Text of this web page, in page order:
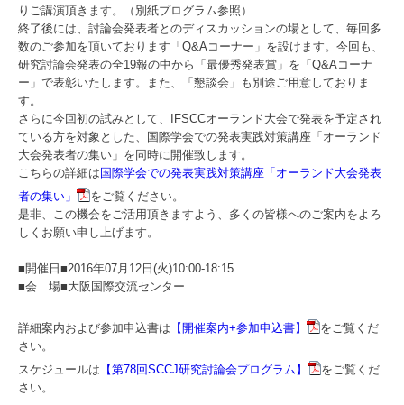
りご講演頂きます。（別紙プログラム参照）
終了後には、討論会発表者とのディスカッションの場として、毎回多
数のご参加を頂いております「Q&Aコーナー」を設けます。今回も、
研究討論会発表の全19報の中から「最優秀発表賞」を「Q&Aコーナ
ー」で表彰いたします。また、「懇談会」も別途ご用意しておりま
す。
さらに今回初の試みとして、IFSCCオーランド大会で発表を予定され
ている方を対象とした、国際学会での発表実践対策講座「オーランド
大会発表者の集い」を同時に開催致します。
こちらの詳細は国際学会での発表実践対策講座「オーランド大会発表
者の集い」
をご覧ください。
是非、この機会をご活用頂きますよう、多くの皆様へのご案内をよろ
しくお願い申し上げます。
■開催日■2016年07月12日(火)10:00-18:15
■会 場■大阪国際交流センター
詳細案内および参加申込書は 【開催案内+参加申込書】
をご覧くだ
さい。
スケジュールは 【第78回SCCJ研究討論会プログラム】
をご覧くだ
さい。